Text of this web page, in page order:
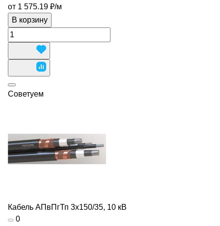
от 1 575.19 ₽/м
В корзину
Советуем
Кабель АПвПгТп 3х150/35, 10 кВ
0